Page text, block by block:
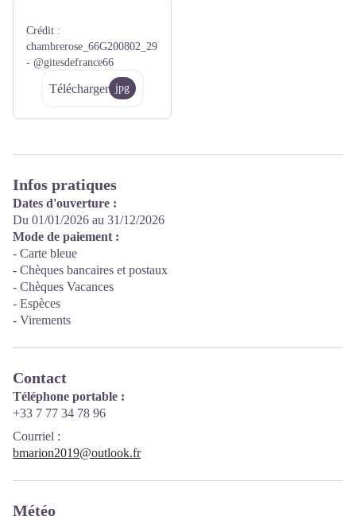
Crédit :
chambrerose_66G200802_29
- @gitesdefrance66
Télécharger jpg
Infos pratiques
Dates d'ouverture :
Du 01/01/2026 au 31/12/2026
Mode de paiement :
- Carte bleue
- Chèques bancaires et postaux
- Chèques Vacances
- Espèces
- Virements
Contact
Téléphone portable :
+33 7 77 34 78 96
Courriel :
bmarion2019@outlook.fr
Météo